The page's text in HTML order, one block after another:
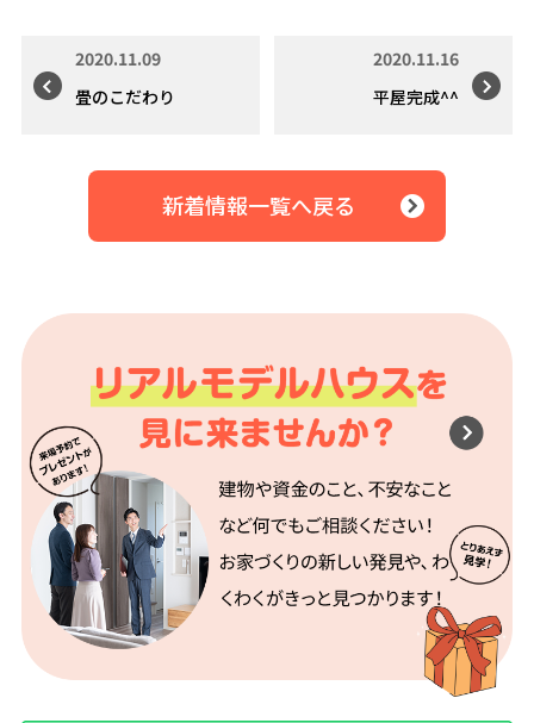
2020.11.09
畳のこだわり
2020.11.16
平屋完成^^
新着情報一覧へ戻る